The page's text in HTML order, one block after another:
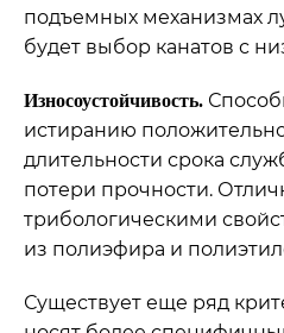
подъемных механизмах
будет выбор канатов с
Износоустойчивость.
истиранию
длительности срока
потери прочности.
трибологическими
из полиэфира и
Существует еще ряд